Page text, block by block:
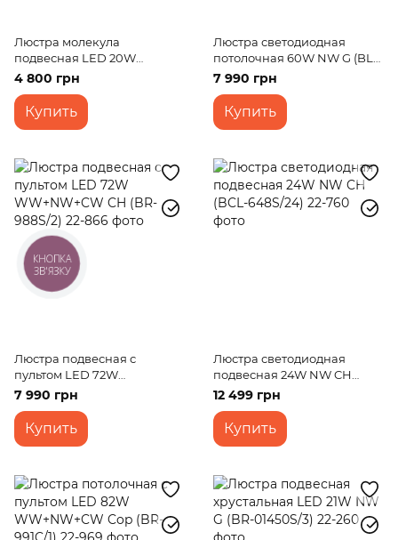
Люстра молекула
подвесная LED 20W
NW+CW G (BL-849S/4)
4 800 грн
Купить
Люстра светодиодная
потолочная 60W NW G (BL-
670C/4)
7 990 грн
Купить
Люстра подвесная с
пультом LED 72W
WW+NW+CW CH (BR-988S/2)
7 990 грн
Купить
Люстра светодиодная
подвесная 24W NW CH
(BCL-648S/24)
12 499 грн
Купить
КНОПКА
ЗВ'ЯЗКУ